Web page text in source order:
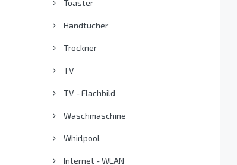
Toaster
Handtücher
Trockner
TV
TV - Flachbild
Waschmaschine
Whirlpool
Internet - WLAN